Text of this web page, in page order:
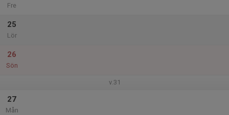
Fre
25
Lör
26
Sön
v.31
27
Mån